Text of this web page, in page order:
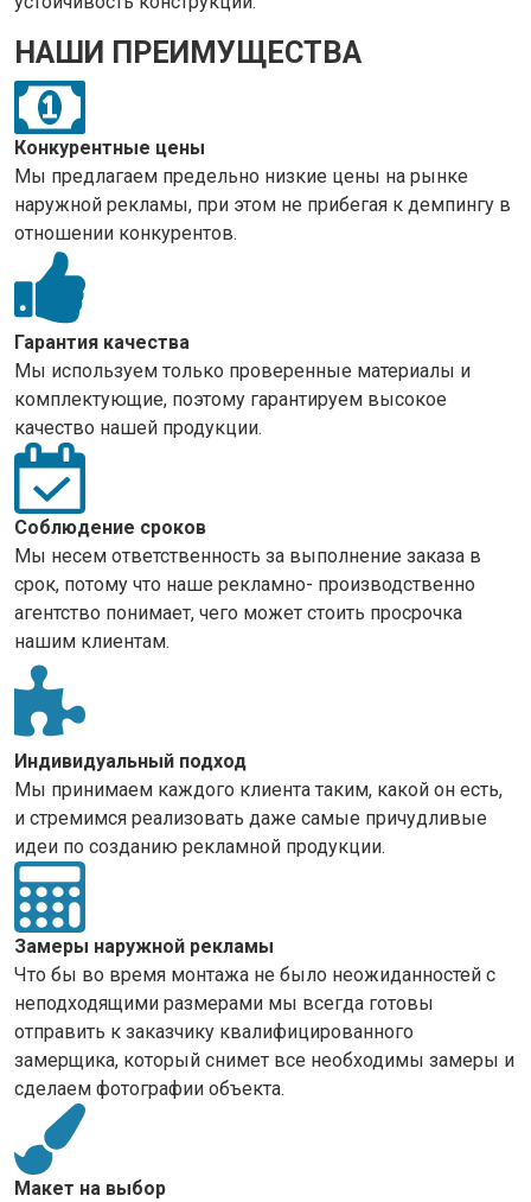
НАШИ ПРЕИМУЩЕСТВА
Конкурентные цены
Мы предлагаем предельно низкие цены на рынке
наружной рекламы, при этом не прибегая к демпингу в
отношении конкурентов.
Гарантия качества
Мы используем только проверенные материалы и
комплектующие, поэтому гарантируем высокое
качество нашей продукции.
Соблюдение сроков
Мы несем ответственность за выполнение заказа в
срок, потому что наше рекламно- производственно
агентство понимает, чего может стоить просрочка
нашим клиентам.
Индивидуальный подход
Мы принимаем каждого клиента таким, какой он есть,
и стремимся реализовать даже самые причудливые
идеи по созданию рекламной продукции.
Замеры наружной рекламы
Что бы во время монтажа не было неожиданностей с
неподходящими размерами мы всегда готовы
отправить к заказчику квалифицированного
замерщика, который снимет все необходимы замеры и
сделаем фотографии объекта.
Макет на выбор